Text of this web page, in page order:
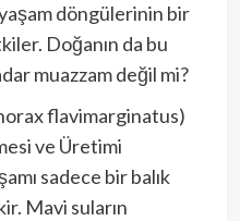
döngülerinin bir
Doğanın da bu
muazzam değil mi?
sadece bir balık
Mavi suların